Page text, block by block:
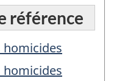
référence
homicides
homicides